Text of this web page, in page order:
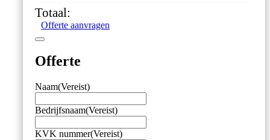
Totaal:
Offerte aanvragen
Offerte
Naam(Vereist)
Bedrijfsnaam(Vereist)
KVK nummer(Vereist)